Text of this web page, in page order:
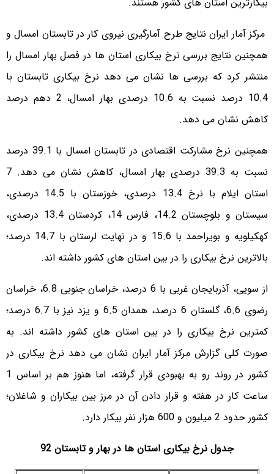
مرکز آمار ایران نتایج طرح آمارگیری نیروی کار در تابستان امسال و
همچنین نتایج بررسی نرخ بیکاری استان ها در فصل بهار امسال را
منتشر کرد که بررسی ها نشان می دهد نرخ بیکاری تابستان با
10.4 درصد نسبت به 10.6 درصدی بهار امسال، 2 دهم درصد
کاهش نشان می دهد.
همچنین نرخ مشارکت اقتصادی در تابستان امسال با 39.1 درصد
نسبت به 39.3 درصدی بهار امسال، کاهش نشان می دهد. 7
استان ایلام با نرخ 13.4 درصدی، خوزستان با 14.5 درصدی،
سیستان و بلوچستان 14.2، فارس 14، کردستان 13.4 درصدی،
کهکیلویه و بویراحمد با 15.6 و در نهایت لرستان با 14.7 درصد؛
بالاترین نرخ بیکاری را در بین استان های کشور داشته اند.
از سویی، آذربایجان غربی با 6 درصد، خراسان جنوبی 6.8، خراسان
رضوی 6.6، گلستان 6 درصد، همدان 6.5 و یزد نیز با 6.7 درصد؛
کمترین نرخ بیکاری را در بین استان های کشور داشته اند. به
صورت کلی گزارش مرکز آمار ایران نشان می دهد نرخ بیکاری در
کشور در روند رو به بهبودی قرار گرفته، اما هنوز هم بر اساس 1
ساعت کار در هفته و قرار دادن آن در مرز بین بیکاران و شاغلان؛
کشور حدود 2 میلیون و 600 هزار نفر بیکار دارد.
جدول نرخ بیکاری استان ها در بهار و تابستان 92